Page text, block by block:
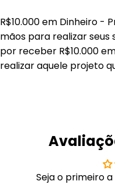
R$10.000 em Dinheiro -
mãos para realizar
por receber R$10.000
realizar aquele projeto
Seja o primeiro